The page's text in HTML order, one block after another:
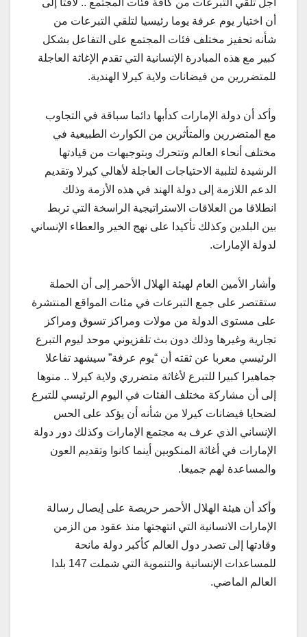
أن اختيار يوم عرفة يوما رئيسيا لتلقي التبرعات من
شأنه تحفيز مختلف فئات المجتمع على التفاعل بشكل
كبير مع هذه المبادرة الإنسانية التي تقدم الإغاثة العاجلة
للمتضررين من فيضانات ولاية كيرلا الهندية.
وأكد أن دولة الإمارات كدأبها دائما سباقة في التجاوب
مع المتضررين والمتأثرين من الكوارث الطبيعية في
مختلف أنحاء العالم وتتحرك وبتوجيهات من قيادتها
الرشيدة لتلبية الاحتياجات العاجلة لأهالي كيرلا وتقديم
الدعم اللازمة إلى دولة الهند في هذه الأزمة وذلك
انطلاقا من العلاقات الاستراتيجية الراسخة التي تربط
بين البلدين وكذلك تأكيدا على نهج الخير والعطاء الإنساني
لدولة الإمارات.
وأشار الأمين العام لهيئة الهلال الأحمر إلى أن الحملة
ستقتصر على جمع التبرعات في مئات المواقع المنتشرة
على مستوى الدولة من مولات ومراكز تسوق ومراكز
تجارية وغيرها وذلك دون بث تلفزيوني موحد ليوم التبرع
الرئيسي معربا عن ثقته أن “يوم عرفة” سيشهد تفاعلا
جماهيرا كبيرا للتبرع لأغاثة متضرري ولاية كيرلا .. منوها
إلى أن مشاركة مختلف الفئات في اليوم الرئيسي للتبرع
لضحايا فيضانات كيرلا من شأنه أن يؤكد على الحس
الإنساني الذي عرف به مجتمع الإمارات وكذلك دور دولة
الإمارات في أغاثة المنكوبين أينما كانوا وتقديم العون
والمساعدة لهم جميعا.
وأكد أن هيئة الهلال الأحمر حريصة على إيصال رسالة
الإمارات الانسانية التي انتهجتها منذ عقود من الزمن
وقادتها إلى تصدر دول العالم كأكبر دولة مانحة
للمساعدات الإنسانية والتنموية التي شملت 147 بلدا
العالم الماضي.